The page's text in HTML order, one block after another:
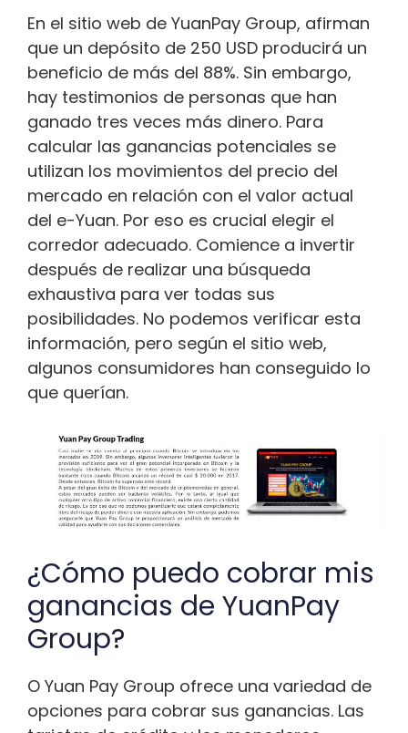
En el sitio web de YuanPay Group, afirman
que un depósito de 250 USD producirá un
beneficio de más del 88%. Sin embargo,
hay testimonios de personas que han
ganado tres veces más dinero. Para
calcular las ganancias potenciales se
utilizan los movimientos del precio del
mercado en relación con el valor actual
del e-Yuan. Por eso es crucial elegir el
corredor adecuado. Comience a invertir
después de realizar una búsqueda
exhaustiva para ver todas sus
posibilidades. No podemos verificar esta
información, pero según el sitio web,
algunos consumidores han conseguido lo
que querían.
¿Cómo puedo cobrar mis
ganancias de YuanPay
Group?
O Yuan Pay Group ofrece una variedad de
opciones para cobrar sus ganancias. Las